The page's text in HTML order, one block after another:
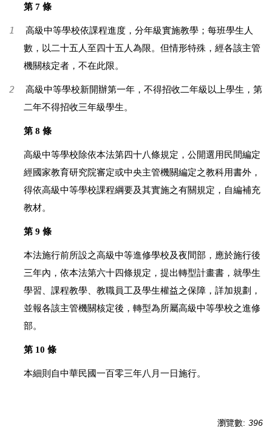
第 7 條
1 高級中等學校依課程進度，分年級實施教學；每班學生人
數，以二十五人至四十五人為限。但情形特殊，經各該主管
機關核定者，不在此限。
2 高級中等學校新開辦第一年，不得招收二年級以上學生，第
二年不得招收三年級學生。
第 8 條
高級中等學校除依本法第四十八條規定，公開選用民間編定
經國家教育研究院審定或中央主管機關編定之教科用書外，
得依高級中等學校課程綱要及其實施之有關規定，自編補充
教材。
第 9 條
本法施行前所設之高級中等進修學校及夜間部，應於施行後
三年內，依本法第六十四條規定，提出轉型計畫書，就學生
學習、課程教學、教職員工及學生權益之保障，詳加規劃，
並報各該主管機關核定後，轉型為所屬高級中等學校之進修
部。
第 10 條
本細則自中華民國一百零三年八月一日施行。
瀏覽數: 396